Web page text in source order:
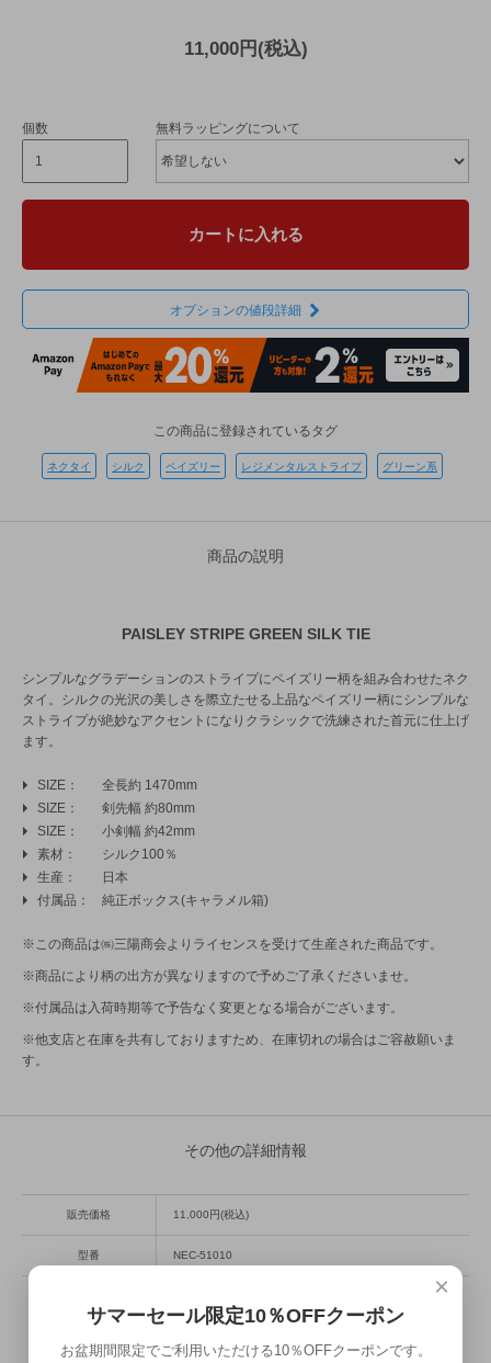
11,000円(税込)
個数 無料ラッピングについて
カートに入れる
オプションの値段詳細
この商品に登録されているタグ
ネクタイ シルク ペイズリー レジメンタルストライプ グリーン系
商品の説明
PAISLEY STRIPE GREEN SILK TIE
シンプルなグラデーションのストライプにペイズリー柄を組み合わせたネク
タイ。シルクの光沢の美しさを際立たせる上品なペイズリー柄にシンプルな
ストライプが絶妙なアクセントになりクラシックで洗練された首元に仕上げ
ます。
SIZE
全長約 1470mm
SIZE
剣先幅 約80mm
SIZE
小剣幅 約42mm
素材
シルク100％
生産
日本
付属品
純正ボックス(キャラメル箱)
※この商品は㈱三陽商会よりライセンスを受けて生産された商品です。
※商品により柄の出方が異なりますので予めご了承くださいませ。
※付属品は入荷時期等で予告なく変更となる場合がございます。
※他支店と在庫を共有しておりますため、在庫切れの場合はご容赦願いま
す。
その他の詳細情報
販売価格 11,000円(税込)
型番 NEC-51010
×
サマーセール限定10％OFFクーポン
お盆期間限定でご利用いただける10％OFFクーポンです。